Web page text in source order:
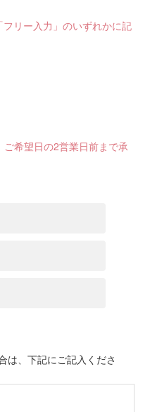
リー入力」のいずれかに記
希望日の2営業日前まで承
は、下記にご記入くださ